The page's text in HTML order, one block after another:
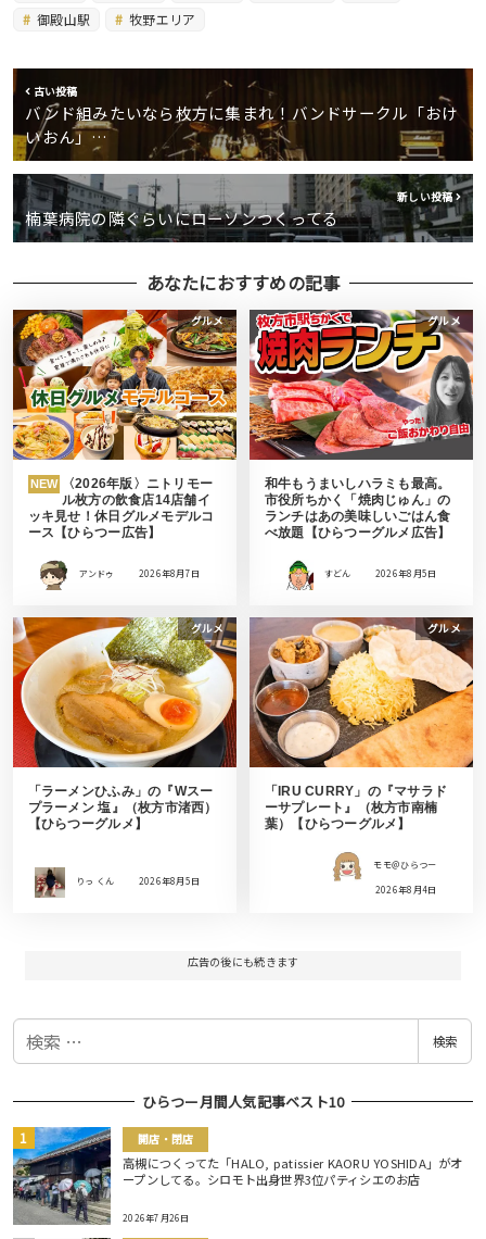
御殿山駅 牧野エリア
古い投稿
バンド組みたいなら枚方に集まれ！バンドサークル「おけ
いおん」…
新しい投稿
楠葉病院の隣ぐらいにローソンつくってる
あなたにおすすめの記事
グルメ
NEW
〈2026年版〉ニトリモー
ル枚方の飲食店14店舗イ
ッキ見せ！休日グルメモデルコ
ース【ひらつー広告】
アンドゥ 2026年8月7日
グルメ
和牛もうまいしハラミも最高。
市役所ちかく「焼肉じゅん」の
ランチはあの美味しいごはん食
べ放題【ひらつーグルメ広告】
すどん 2026年8月5日
グルメ
「ラーメンひふみ」の『Wスー
プラーメン 塩』（枚方市渚西）
【ひらつーグルメ】
りっ くん 2026年8月5日
グルメ
「IRU CURRY」の『マサラド
ーサプレート』（枚方市南楠
葉）【ひらつーグルメ】
モモ＠ひらつー
2026年8月4日
広告の後にも続きます
検
検索
ひらつー月間人気記事ベスト10
開店・閉店
高槻につくってた「HALO, patissier KAORU YOSHIDA」がオ
ープンしてる。シロモト出身世界3位パティシエのお店
2026年7月26日